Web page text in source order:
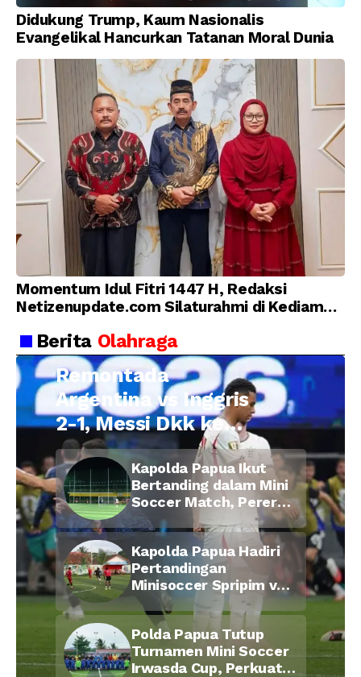
Didukung Trump, Kaum Nasionalis
Evangelikal Hancurkan Tatanan Moral Dunia
Momentum Idul Fitri 1447 H, Redaksi
Netizenupdate.com Silaturahmi di Kediaman
Berita Olahraga
Remontada
Argentina vs Inggris
2-1, Messi Dkk ke
Final Piala Dunia
2026
Kapolda Papua Ikut
Bertanding dalam Mini
Soccer Match, Pererat
Kebersamaan Personel
di Bulan Ramadan
Kapolda Papua Hadiri
Pertandingan
Minisoccer Spripim vs
Bid Propam, Pererat
Soliditas dan
Kebersamaan Personel
Polda Papua Tutup
Turnamen Mini Soccer
Irwasda Cup, Perkuat